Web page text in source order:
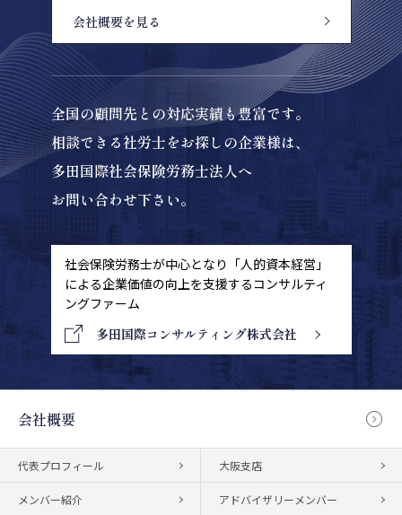
会社概要を見る
全国の顧問先との対応実績も豊富です。
相談できる社労士をお探しの企業様は、
多田国際社会保険労務士法人へ
お問い合わせ下さい。
社会保険労務士が中心となり「人的資本経営」
による企業価値の向上を支援するコンサルティ
ングファーム
多田国際コンサルティング株式会社
会社概要
代表プロフィール 大阪支店
メンバー紹介 アドバイザリーメンバー